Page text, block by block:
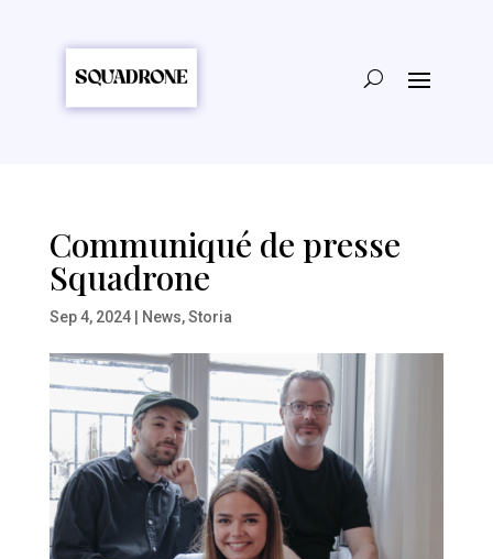
Communiqué de presse
Squadrone
Sep 4, 2024| News,Storia